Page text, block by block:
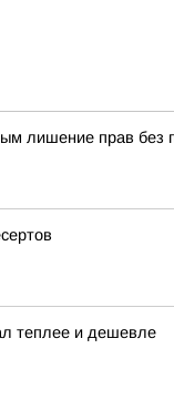
лишение прав без
теплее и дешевле